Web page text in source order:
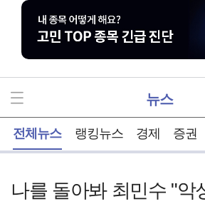
뉴스
전체뉴스 랭킹뉴스 경제 증권
나를 돌아봐 최민수 "악